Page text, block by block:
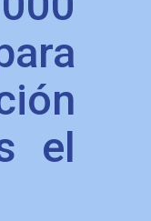
el